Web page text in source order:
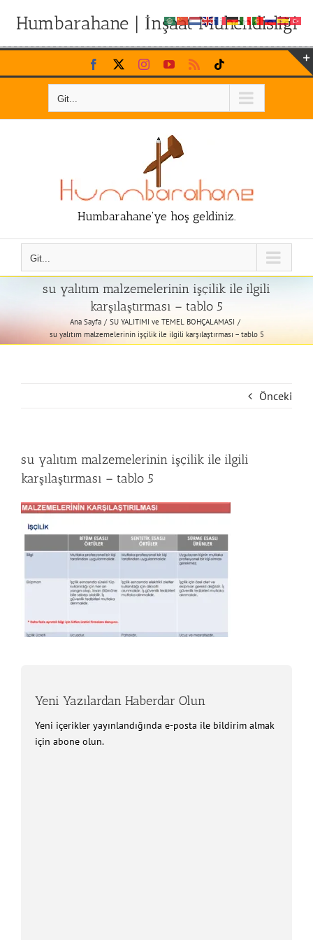
Humbarahane | İnşaat Mühendisliği
Skip
to
Facebook InstagramYouTubeRss
Git...
Humbarahane'ye hoş geldiniz.
Git...
su yalıtım malzemelerinin işçilik ile ilgili
karşılaştırması – tablo 5
Ana Sayfa
SU YALITIMI ve TEMEL BOHÇALAMASI
su yalıtım malzemelerinin işçilik ile ilgili karşılaştırması – tablo 5
Önceki
su yalıtım malzemelerinin işçilik ile ilgili
karşılaştırması – tablo 5
Yeni Yazılardan Haberdar Olun
Yeni içerikler yayınlandığında e-posta ile bildirim almak
için abone olun.